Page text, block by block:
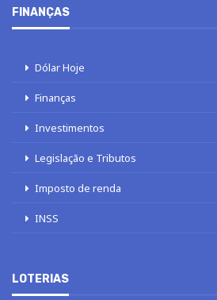
FINANÇAS
Dólar Hoje
Finanças
Investimentos
Legislação e Tributos
Imposto de renda
INSS
LOTERIAS